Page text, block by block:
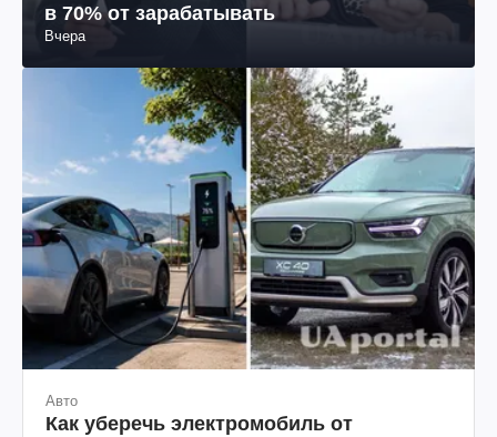
в 70% от зарабатывать
Вчера
Авто
Как уберечь электромобиль от